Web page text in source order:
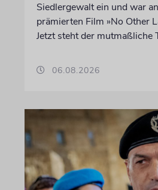
Siedlergewalt ein und war
prämierten Film »No Other
Jetzt steht der mutmaßliche
06.08.2026